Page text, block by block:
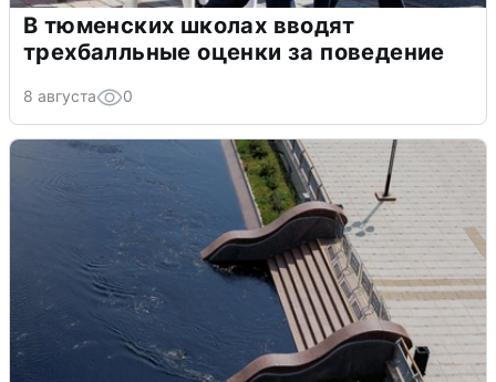
В тюменских школах вводят
трехбалльные оценки за поведение
8 августа 0